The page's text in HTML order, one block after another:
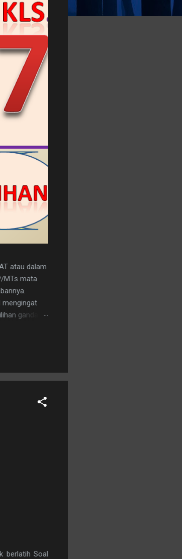
atau dalam
MTs mata
mengingat
ganda
B 18. B 19.
3. a.
berlatih Soal